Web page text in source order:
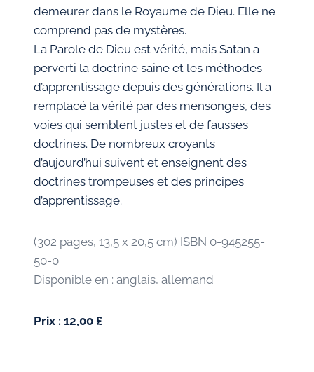
demeurer dans le Royaume de Dieu. Elle ne
comprend pas de mystères.
La Parole de Dieu est vérité, mais Satan a
perverti la doctrine saine et les méthodes
d’apprentissage depuis des générations. Il a
remplacé la vérité par des mensonges, des
voies qui semblent justes et de fausses
doctrines. De nombreux croyants
d’aujourd’hui suivent et enseignent des
doctrines trompeuses et des principes
d’apprentissage.
(302 pages, 13,5 x 20,5 cm) ISBN 0-945255-
50-0
Disponible en : anglais, allemand
Prix : 12,00 £